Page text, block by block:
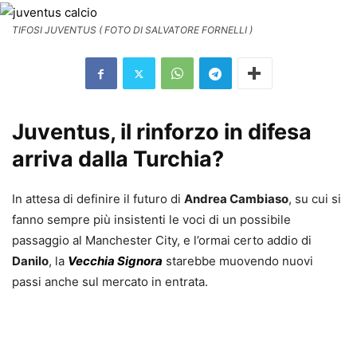
TIFOSI JUVENTUS ( FOTO DI SALVATORE FORNELLI )
Juventus, il rinforzo in difesa
arriva dalla Turchia?
In attesa di definire il futuro di Andrea Cambiaso, su cui si
fanno sempre più insistenti le voci di un possibile
passaggio al Manchester City, e l’ormai certo addio di
Danilo, la Vecchia Signora starebbe muovendo nuovi
passi anche sul mercato in entrata.